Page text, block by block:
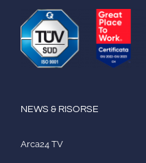
NEWS & RISORSE
Arca24 TV